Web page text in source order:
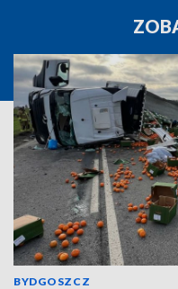
BYDGOSZCZ